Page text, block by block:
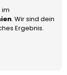
im
. Wir sind dein
Ergebnis.